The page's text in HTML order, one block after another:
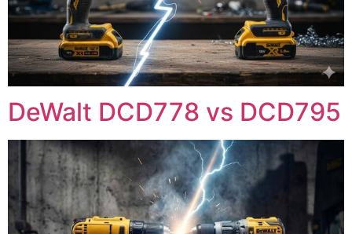
DeWalt DCD778 vs DCD795